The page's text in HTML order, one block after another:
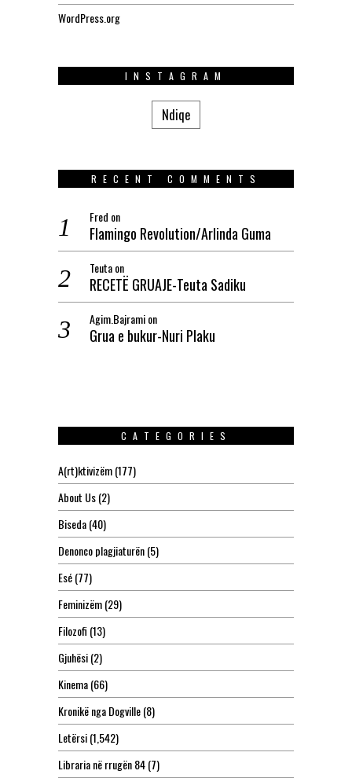
WordPress.org
INSTAGRAM
Ndiqe
RECENT COMMENTS
Fred on
Flamingo Revolution/Arlinda Guma
Teutaon
RECETË GRUAJE-Teuta Sadiku
Agim.Bajramion
Grua e bukur-Nuri Plaku
CATEGORIES
A(rt)ktivizëm(177)
About Us(2)
Biseda(40)
Denonco plagjiaturën(5)
Esé(77)
Feminizëm(29)
Filozofi (13)
Gjuhësi(2)
Kinema(66)
Kronikë nga Dogville(8)
Letërsi(1,542)
Libraria në rrugën 84(7)